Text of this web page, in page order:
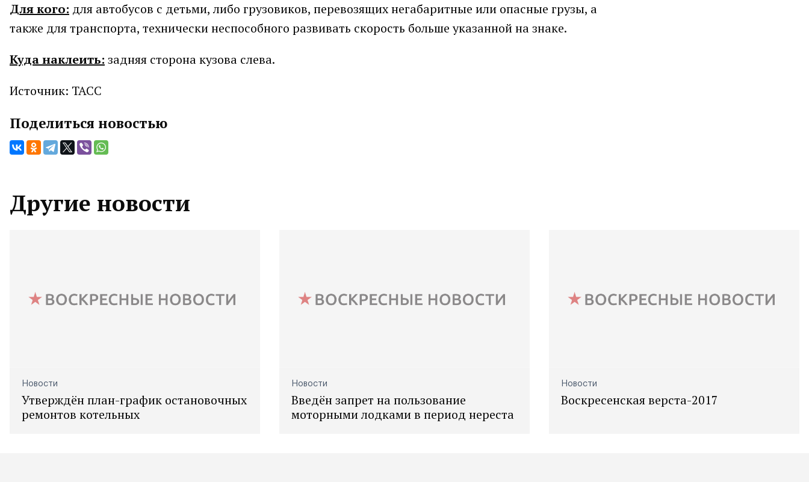
Для кого: для автобусов с детьми, либо грузовиков, перевозящих негабаритные или опасные грузы, а
также для транспорта, технически неспособного развивать скорость больше указанной на знаке.
Куда наклеить: задняя сторона кузова слева.
Источник: ТАСС
Поделиться новостью
Другие новости
Новости
Утверждён план-график остановочных
ремонтов котельных
Новости
Введён запрет на пользование
моторными лодками в период нереста
Новости
Воскресенская верста-2017